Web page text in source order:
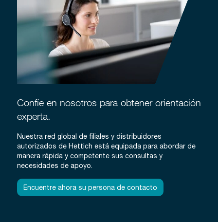
Confíe en nosotros para obtener orientación
experta.
Nuestra red global de filiales y distribuidores
autorizados de Hettich está equipada para abordar de
manera rápida y competente sus consultas y
necesidades de apoyo.
Encuentre ahora su persona de contacto